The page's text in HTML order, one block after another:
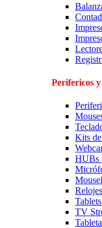
Perifericos
Kits
HUBs
Tablets
TV